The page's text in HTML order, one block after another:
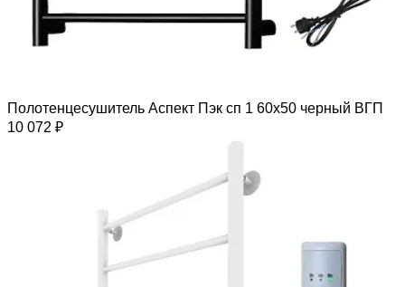
Полотенцесушитель Аспект Пэк сп 1 60х50 черный ВГП
10 072 ₽